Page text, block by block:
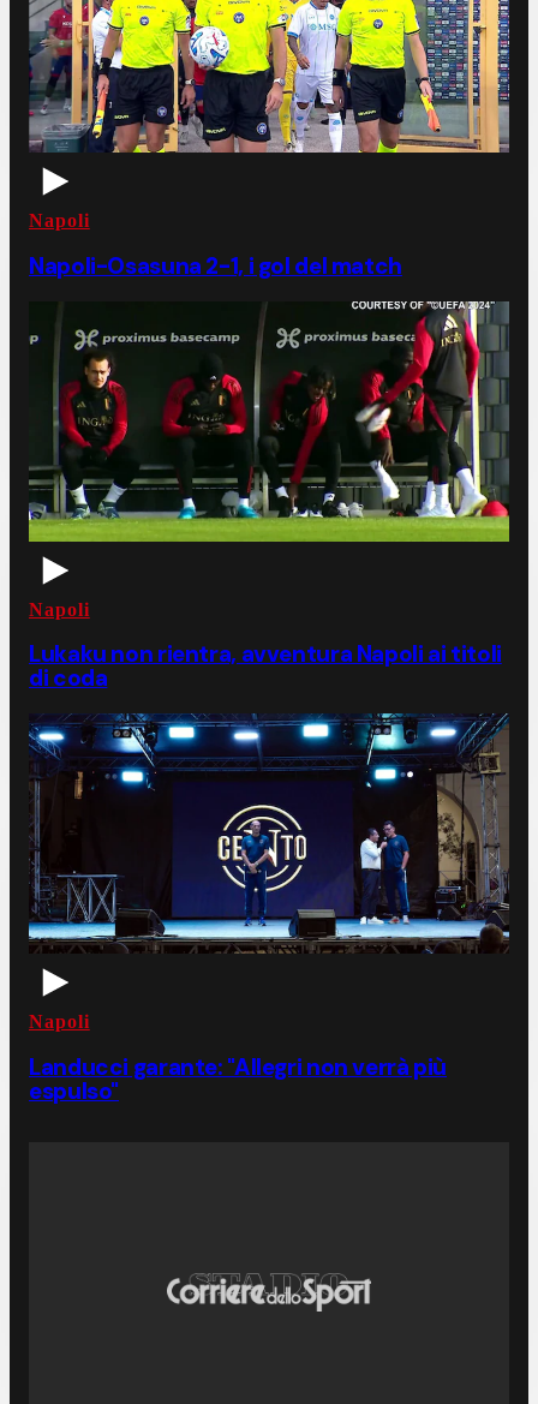
Napoli
Napoli-Osasuna 2-1, i gol del match
Napoli
Lukaku non rientra, avventura Napoli ai titoli
di coda
Napoli
Landucci garante: "Allegri non verrà più
espulso"